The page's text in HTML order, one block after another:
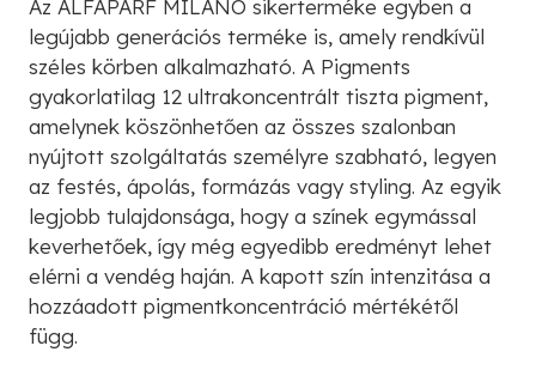
Az ALFAPARF MILANO sikerterméke egyben a
legújabb generációs terméke is, amely rendkívül
széles körben alkalmazható. A Pigments
gyakorlatilag 12 ultrakoncentrált tiszta pigment,
amelynek köszönhetően az összes szalonban
nyújtott szolgáltatás személyre szabható, legyen
az festés, ápolás, formázás vagy styling. Az egyik
legjobb tulajdonsága, hogy a színek egymással
keverhetőek, így még egyedibb eredményt lehet
elérni a vendég haján. A kapott szín intenzitása a
hozzáadott pigmentkoncentráció mértékétől
függ.